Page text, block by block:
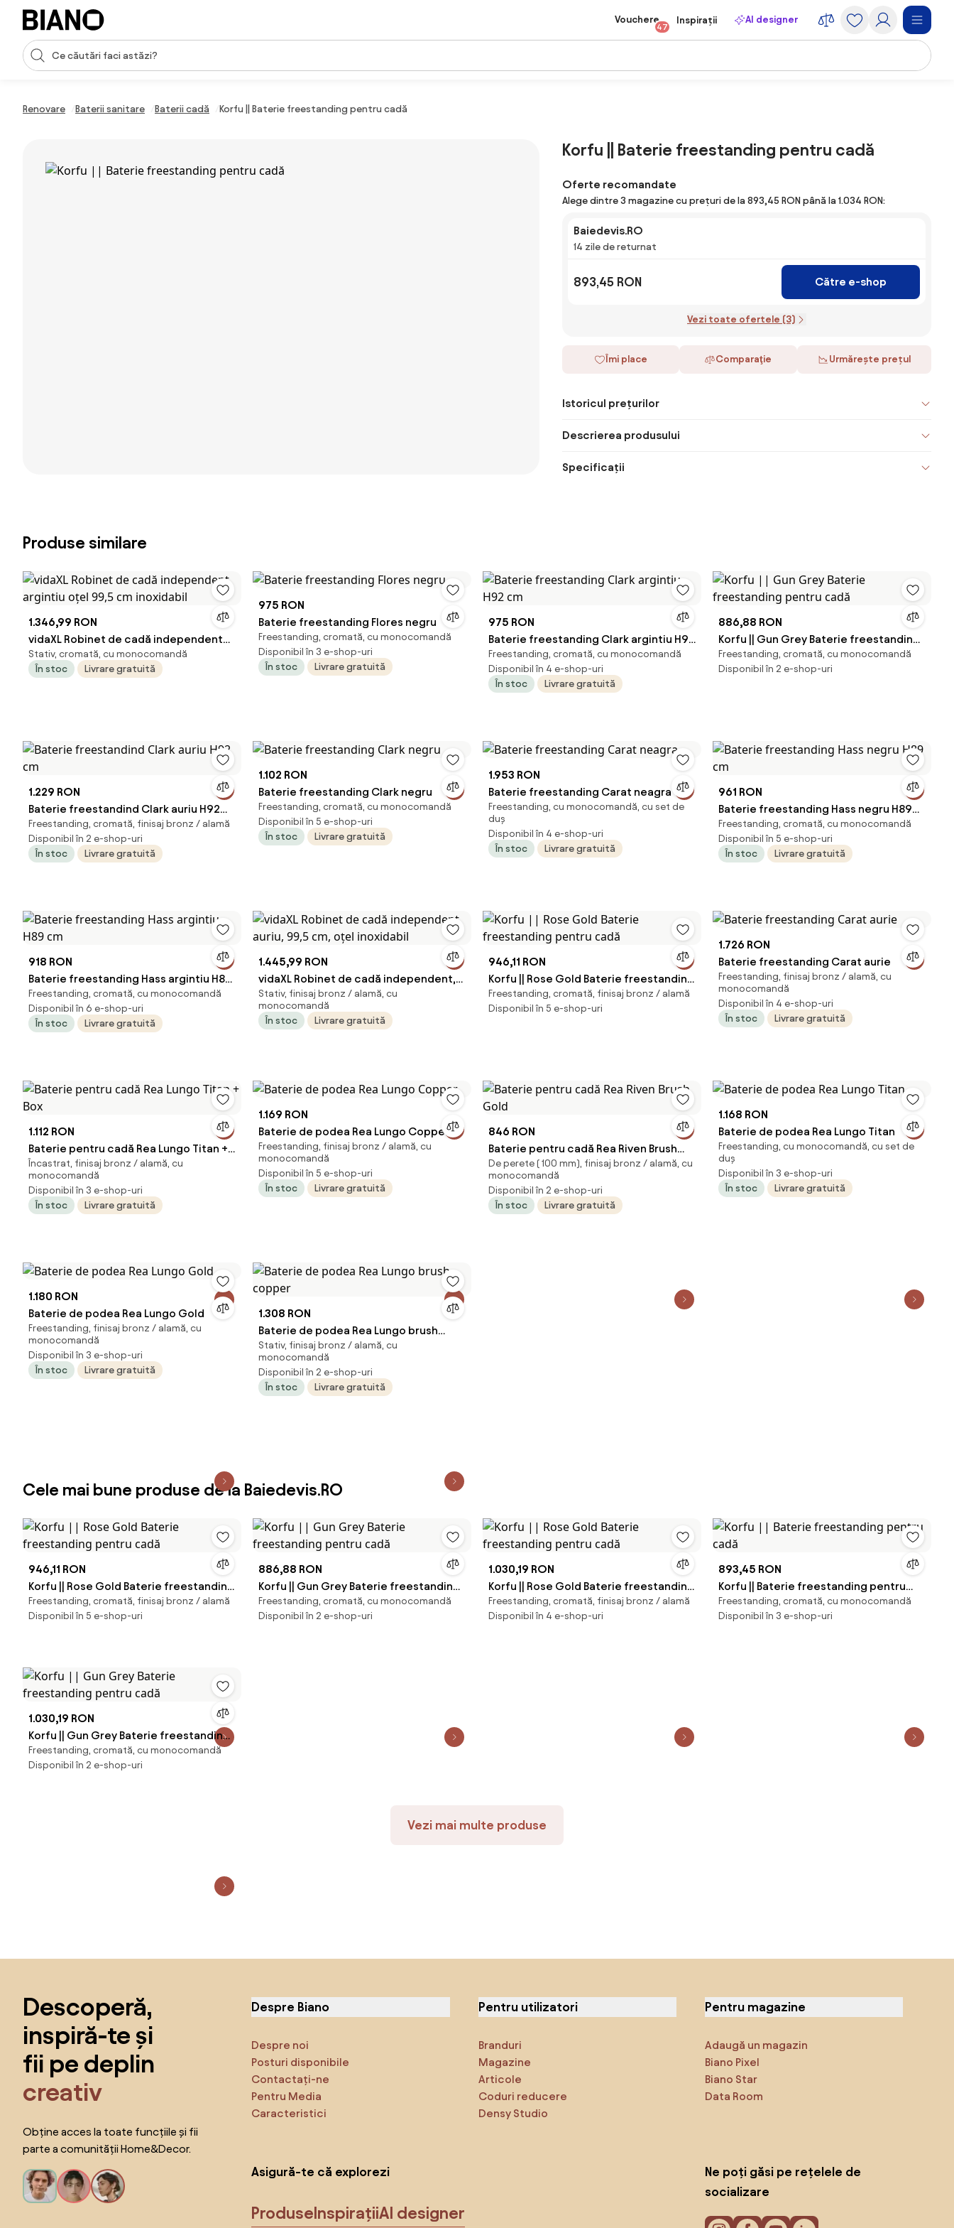
Sari peste navigare, accesează conținutul
Introducerea căutării
Vouchere
47
Inspirații AI designer
Renovare Baterii sanitare Baterii cadă Korfu || Baterie freestanding pentru cadă
Korfu || Baterie freestanding pentru cadă
Oferte recomandate
Alege dintre 3 magazine cu prețuri de la 893,45 RON până la 1.034 RON:
Baiedevis.RO
14 zile de returnat
893,45 RON Către e-shop
Vezi toate ofertele (3)
Îmi place Comparaţie Urmărește prețul
Istoricul prețurilor
Descrierea produsului
Specificații
Produse similare
1.346,99 RON
vidaXL Robinet de cadă independent
argintiu oțel 99,5 cm inoxidabil
Stativ, cromată, cu monocomandă
În stoc
Livrare gratuită
975 RON
Baterie freestanding Flores negru
Freestanding, cromată, cu monocomandă
Disponibil în 3 e-shop-uri
În stoc
Livrare gratuită
975 RON
Baterie freestanding Clark argintiu H92
cm
Freestanding, cromată, cu monocomandă
Disponibil în 4 e-shop-uri
În stoc
Livrare gratuită
886,88 RON
Korfu || Gun Grey Baterie freestanding
pentru cadă
Freestanding, cromată, cu monocomandă
Disponibil în 2 e-shop-uri
1.229 RON
Baterie freestandind Clark auriu H92
cm
Freestanding, cromată, finisaj bronz / alamă
Disponibil în 2 e-shop-uri
În stoc
Livrare gratuită
1.102 RON
Baterie freestanding Clark negru
Freestanding, cromată, cu monocomandă
Disponibil în 5 e-shop-uri
În stoc
Livrare gratuită
1.953 RON
Baterie freestanding Carat neagra
Freestanding, cu monocomandă, cu set de
duș
Disponibil în 4 e-shop-uri
În stoc
Livrare gratuită
961 RON
Baterie freestanding Hass negru H89
cm
Freestanding, cromată, cu monocomandă
Disponibil în 5 e-shop-uri
În stoc
Livrare gratuită
918 RON
Baterie freestanding Hass argintiu H89
cm
Freestanding, cromată, cu monocomandă
Disponibil în 6 e-shop-uri
În stoc
Livrare gratuită
1.445,99 RON
vidaXL Robinet de cadă independent,
auriu, 99,5 cm, oțel inoxidabil
Stativ, finisaj bronz / alamă, cu
monocomandă
În stoc
Livrare gratuită
946,11 RON
Korfu || Rose Gold Baterie freestanding
pentru cadă
Freestanding, cromată, finisaj bronz / alamă
Disponibil în 5 e-shop-uri
1.726 RON
Baterie freestanding Carat aurie
Freestanding, finisaj bronz / alamă, cu
monocomandă
Disponibil în 4 e-shop-uri
În stoc
Livrare gratuită
1.112 RON
Baterie pentru cadă Rea Lungo Titan +
Box
Încastrat, finisaj bronz / alamă, cu
monocomandă
Disponibil în 3 e-shop-uri
În stoc
Livrare gratuită
1.169 RON
Baterie de podea Rea Lungo Copper
Freestanding, finisaj bronz / alamă, cu
monocomandă
Disponibil în 5 e-shop-uri
În stoc
Livrare gratuită
846 RON
Baterie pentru cadă Rea Riven Brush
Gold
De perete ( 100 mm), finisaj bronz / alamă, cu
monocomandă
Disponibil în 2 e-shop-uri
În stoc
Livrare gratuită
1.168 RON
Baterie de podea Rea Lungo Titan
Freestanding, cu monocomandă, cu set de
duș
Disponibil în 3 e-shop-uri
În stoc
Livrare gratuită
1.180 RON
Baterie de podea Rea Lungo Gold
Freestanding, finisaj bronz / alamă, cu
monocomandă
Disponibil în 3 e-shop-uri
În stoc
Livrare gratuită
1.308 RON
Baterie de podea Rea Lungo brush
copper
Stativ, finisaj bronz / alamă, cu
monocomandă
Disponibil în 2 e-shop-uri
În stoc
Livrare gratuită
Cele mai bune produse de la Baiedevis.RO
946,11 RON
Korfu || Rose Gold Baterie freestanding
pentru cadă
Freestanding, cromată, finisaj bronz / alamă
Disponibil în 5 e-shop-uri
886,88 RON
Korfu || Gun Grey Baterie freestanding
pentru cadă
Freestanding, cromată, cu monocomandă
Disponibil în 2 e-shop-uri
1.030,19 RON
Korfu || Rose Gold Baterie freestanding
pentru cadă
Freestanding, cromată, finisaj bronz / alamă
Disponibil în 4 e-shop-uri
893,45 RON
Korfu || Baterie freestanding pentru
cadă
Freestanding, cromată, cu monocomandă
Disponibil în 3 e-shop-uri
1.030,19 RON
Korfu || Gun Grey Baterie freestanding
pentru cadă
Freestanding, cromată, cu monocomandă
Disponibil în 2 e-shop-uri
Vezi mai multe produse
Descoperă,
inspiră-te și
fii pe deplin
creativ
Obține acces la toate funcțiile și fii
parte a comunității Home&Decor.
Despre Biano
Despre noi
Posturi disponibile
Contactați-ne
Pentru Media
Caracteristici
Pentru utilizatori
Branduri
Magazine
Articole
Coduri reducere
Densy Studio
Pentru magazine
Adaugă un magazin
Biano Pixel
Biano Star
Data Room
Asigură-te că explorezi
ProduseInspirațiiAI designer
Ne poți găsi pe rețelele de
socializare